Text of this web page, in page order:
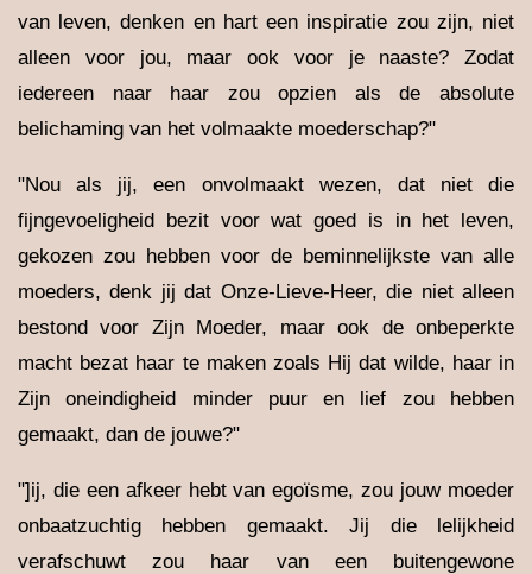
van leven, denken en hart een inspiratie zou zijn, niet
alleen voor jou, maar ook voor je naaste? Zodat
iedereen naar haar zou opzien als de absolute
belichaming van het volmaakte moederschap?"
"Nou als jij, een onvolmaakt wezen, dat niet die
fijngevoeligheid bezit voor wat goed is in het leven,
gekozen zou hebben voor de beminnelijkste van alle
moeders, denk jij dat Onze-Lieve-Heer, die niet alleen
bestond voor Zijn Moeder, maar ook de onbeperkte
macht bezat haar te maken zoals Hij dat wilde, haar in
Zijn oneindigheid minder puur en lief zou hebben
gemaakt, dan de jouwe?"
"]ij, die een afkeer hebt van egoïsme, zou jouw moeder
onbaatzuchtig hebben gemaakt. Jij die lelijkheid
verafschuwt zou haar van een buitengewone